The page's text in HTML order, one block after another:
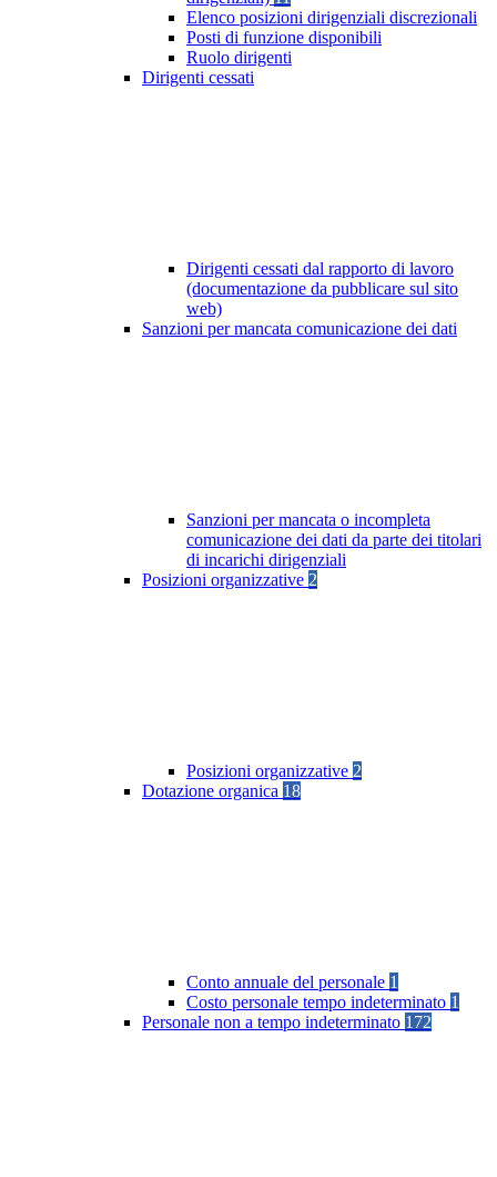
Elenco posizioni dirigenziali discrezionali
Posti di funzione disponibili
Ruolo dirigenti
Dirigenti cessati
Dirigenti cessati dal rapporto di lavoro
(documentazione da pubblicare sul sito
web)
Sanzioni per mancata comunicazione dei dati
Sanzioni per mancata o incompleta
comunicazione dei dati da parte dei titolari
di incarichi dirigenziali
Posizioni organizzative 2
Posizioni organizzative 2
Dotazione organica 18
Conto annuale del personale 1
Costo personale tempo indeterminato 1
Personale non a tempo indeterminato 172